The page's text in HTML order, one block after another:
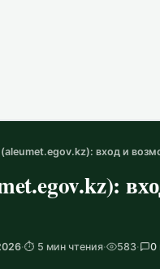
вход и
·⏱️ 5 мин чтения· 583· 0